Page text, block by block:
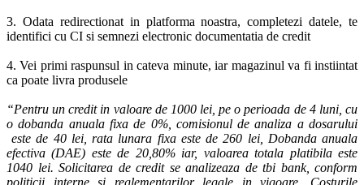
3. Odata redirectionat in platforma noastra, completezi datele, te
identifici cu CI si semnezi electronic documentatia de credit
4. Vei primi raspunsul in cateva minute, iar magazinul va fi instiintat
ca poate livra produsele
“Pentru un credit in valoare de 1000 lei, pe o perioada de 4 luni, cu
o dobanda anuala fixa de 0%, comisionul de analiza a dosarului
este de 40 lei, rata lunara fixa este de 260 lei, Dobanda anuala
efectiva (DAE) este de 20,80% iar, valoarea totala platibila este
1040 lei. Solicitarea de credit se analizeaza de tbi bank, conform
politicii interne si reglementarilor legale in vigoare. Costurile